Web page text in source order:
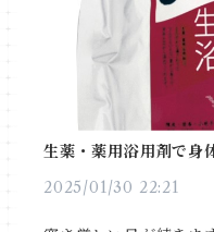
生薬・薬用浴用剤で身
2025/01/30 22:21